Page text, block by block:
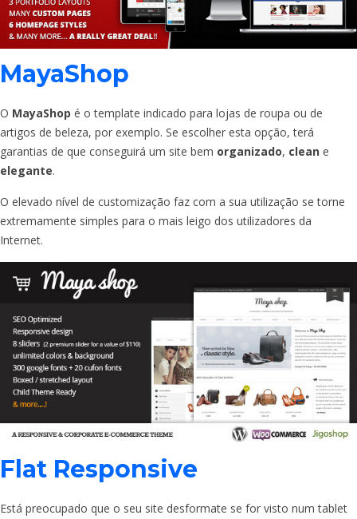
MayaShop
O MayaShop é o template indicado para lojas de roupa ou de
artigos de beleza, por exemplo. Se escolher esta opção, terá
garantias de que conseguirá um site bem organizado, clean e
elegante.
O elevado nível de customização faz com a sua utilização se torne
extremamente simples para o mais leigo dos utilizadores da
Internet.
Flat Responsive
Está preocupado que o seu site desformate se for visto num tablet